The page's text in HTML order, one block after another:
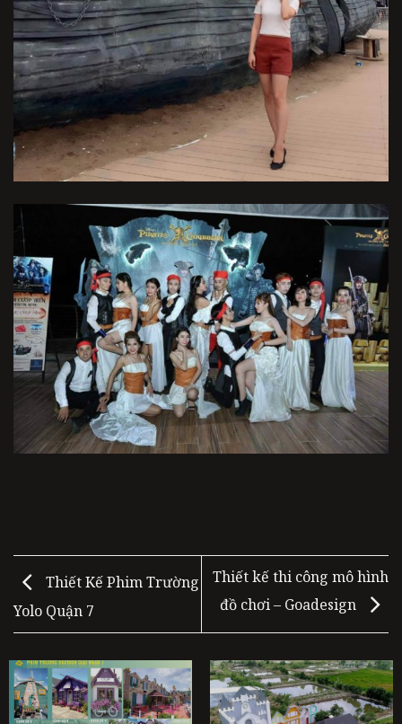
Thiết Kế Phim Trường
Yolo Quận 7
Thiết kế thi công mô hình
đồ chơi – Goadesign